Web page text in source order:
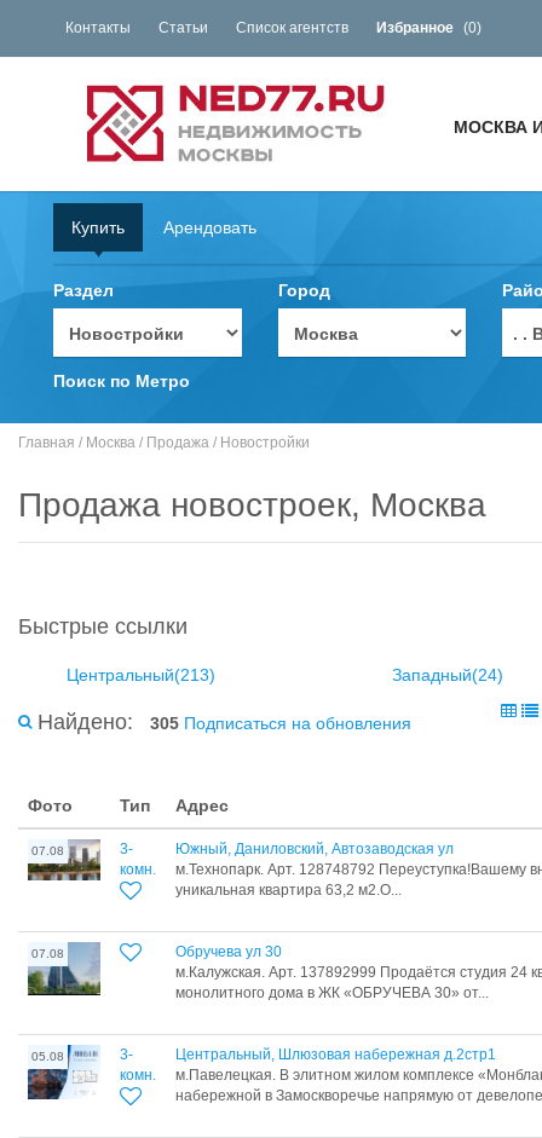
Контакты Статьи Список агентств Избранное (0)
МОСКВА
Купить Арендовать
Раздел Город
. .
Поиск по Метро
Главная / Москва / Продажа / Новостройки
Продажа новостроек, Москва
Быстрые ссылки
Центральный(213) Западный(24)
Найдено: 305 Подписаться на обновления
Фото Тип Адрес
07.08
3-
комн.
Южный, Даниловский, Автозаводская ул
м.Технопарк. Арт. 128748792 Переуступка!Вашему
уникальная квартира 63,2 м2.О...
07.08
Обручева ул 30
м.Калужская. Арт. 137892999 Продаётся студия 24
монолитного дома в ЖК «ОБРУЧЕВА 30» от...
05.08
3-
комн.
Центральный, Шлюзовая набережная д.2стр1
м.Павелецкая. В элитном жилом комплексе
набережной в Замоскворечье напрямую от